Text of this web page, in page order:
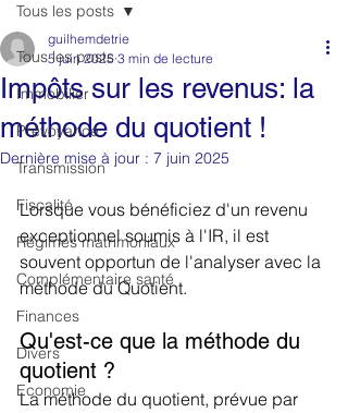
Tous les posts
Immobilier
Prévoyance
Transmission
Fiscalité
Régimes matrimoniaux
Complémentaire santé
Finances
Divers
Economie
Tous les posts
Impôts sur les revenus: la
méthode du quotient !
guilhemdetrie
5 juin 2025 3 min de lecture
Dernière mise à jour : 7 juin 2025
Lorsque vous bénéficiez d'un revenu
exceptionnel soumis à l'IR, il est
souvent opportun de l'analyser avec la
méthode du Quotient.
Qu'est-ce que la méthode du
quotient ?
La méthode du quotient, prévue par